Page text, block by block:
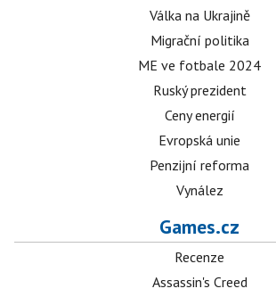
Válka na Ukrajině
Migrační politika
ME ve fotbale 2024
Ruský prezident
Ceny energií
Evropská unie
Penzijní reforma
Vynález
Games.cz
Recenze
Assassin's Creed